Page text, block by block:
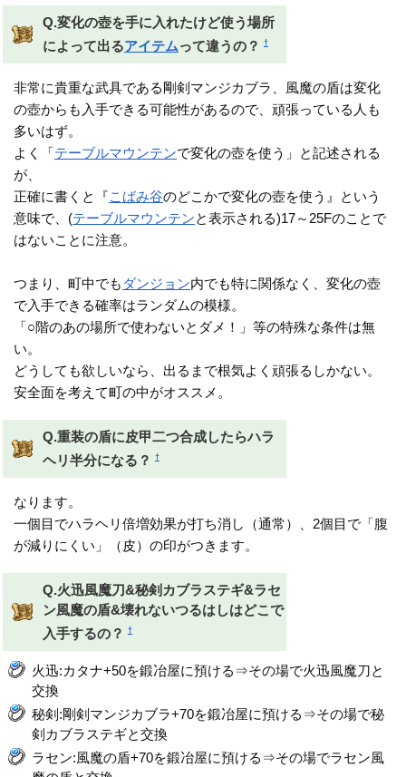
Q.変化の壺を手に入れたけど使う場所
によって出るアイテムって違うの？ †
非常に貴重な武具である剛剣マンジカブラ、風魔の盾は変化
の壺からも入手できる可能性があるので、頑張っている人も
多いはず。
よく「テーブルマウンテンで変化の壺を使う」と記述される
が、
正確に書くと『こばみ谷のどこかで変化の壺を使う』という
意味で、(テーブルマウンテンと表示される)17～25Fのことで
はないことに注意。
つまり、町中でも ダンジョン内でも特に関係なく、変化の壺
で入手できる確率はランダムの模様。
「○階のあの場所で使わないとダメ！」等の特殊な条件は無
い。
どうしても欲しいなら、出るまで根気よく頑張るしかない。
安全面を考えて町の中がオススメ。
Q.重装の盾に皮甲二つ合成したらハラ
ヘリ半分になる？
†
なります。
一個目でハラヘリ倍増効果が打ち消し（通常）、2個目で「腹
が減りにくい」（皮）の印がつきます。
Q.火迅風魔刀&秘剣カブラステギ&ラセ
ン風魔の盾&壊れないつるはしはどこで
入手するの？
†
火迅:カタナ+50を鍛冶屋に預ける⇒その場で火迅風魔刀と
交換
秘剣:剛剣マンジカブラ+70を鍛冶屋に預ける⇒その場で秘
剣カブラステギと交換
ラセン:風魔の盾+70を鍛冶屋に預ける⇒その場でラセン風